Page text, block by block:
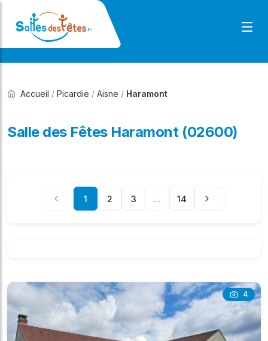
Accueil / Picardie / Aisne / Haramont
Salle des Fêtes Haramont (02600)
1 2 3 ... 14
4